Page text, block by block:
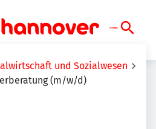
und Sozialwesen
(m/w/d)